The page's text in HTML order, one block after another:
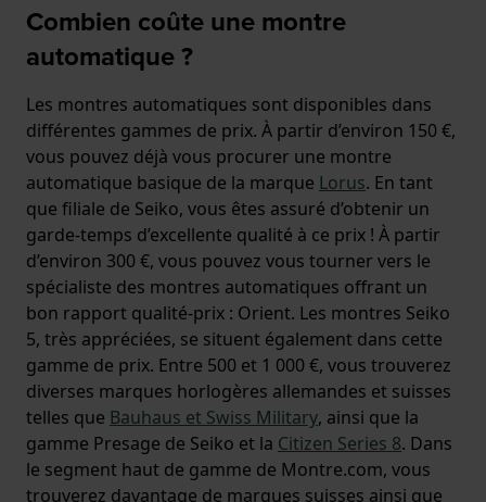
Combien coûte une montre
automatique ?
Les montres automatiques sont disponibles dans
différentes gammes de prix. À partir d’environ 150 €,
vous pouvez déjà vous procurer une montre
automatique basique de la marque Lorus. En tant
que filiale de Seiko, vous êtes assuré d’obtenir un
garde-temps d’excellente qualité à ce prix ! À partir
d’environ 300 €, vous pouvez vous tourner vers le
spécialiste des montres automatiques offrant un
bon rapport qualité-prix : Orient. Les montres Seiko
5, très appréciées, se situent également dans cette
gamme de prix. Entre 500 et 1 000 €, vous trouverez
diverses marques horlogères allemandes et suisses
telles que Bauhaus et Swiss Military, ainsi que la
gamme Presage de Seiko et la Citizen Series 8. Dans
le segment haut de gamme de Montre.com, vous
trouverez davantage de marques suisses ainsi que